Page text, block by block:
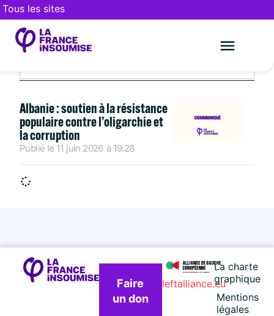
Tous les sites
JUIN 11, 2026
Albanie : soutien à la résistance
populaire contre l’oligarchie et
la corruption
Publié le 11 juin 2026 à 19:28
Faire
un don
La charte
graphique
Mentions
légales
leftalliance.eu